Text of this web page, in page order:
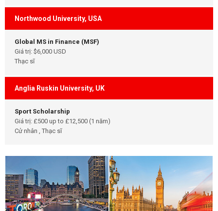
Northwood University, USA
Global MS in Finance (MSF)
Giá trị: $6,000 USD
Thạc sĩ
Anglia Ruskin University, UK
Sport Scholarship
Giá trị: £500 up to £12,500 (1 năm)
Cử nhân , Thạc sĩ